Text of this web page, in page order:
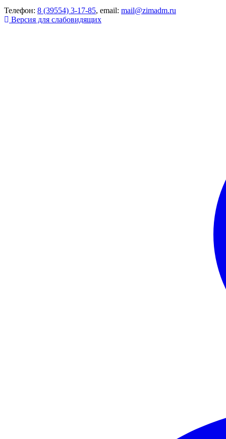
Телефон: 8 (39554) 3-17-85, email: mail@zimadm.ru
Версия для слабовидящих